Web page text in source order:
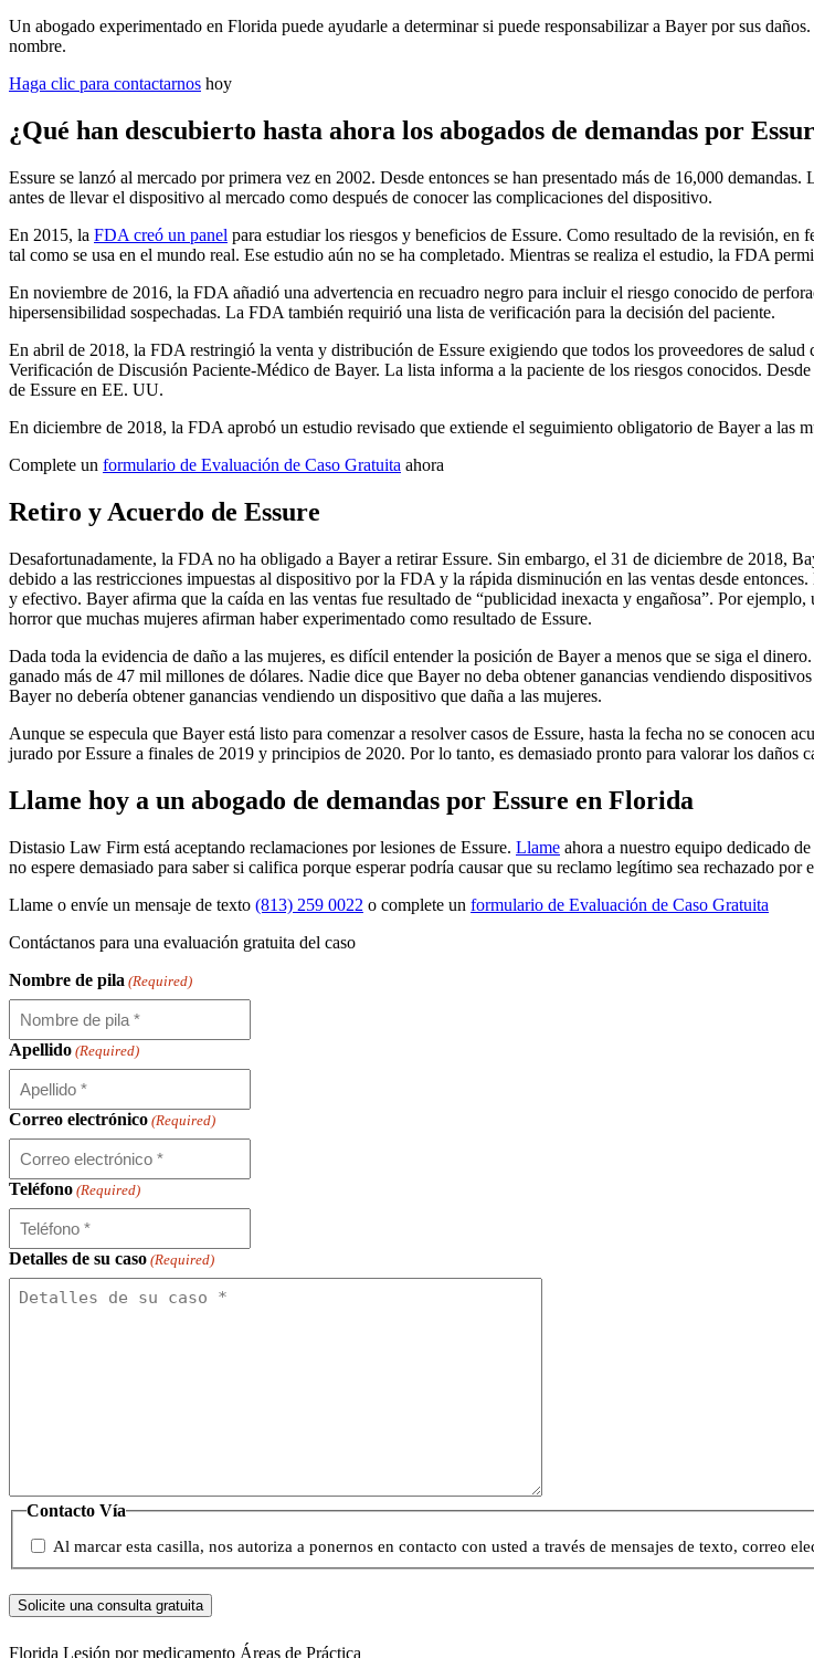
Un abogado experimentado en Florida puede ayudarle a determinar si puede responsabilizar a Bayer por sus
nombre.
Haga clic para contactarnos hoy
¿Qué han descubierto hasta ahora los abogados de demandas por
Essure se lanzó al mercado por primera vez en 2002. Desde entonces se han presentado más de 16,000
antes de llevar el dispositivo al mercado como después de conocer las complicaciones del dispositivo.
En 2015, la FDA creó un panel para estudiar los riesgos y beneficios de Essure. Como resultado de la revisión,
tal como se usa en el mundo real. Ese estudio aún no se ha completado. Mientras se realiza el estudio, la FDA
En noviembre de 2016, la FDA añadió una advertencia en recuadro negro para incluir el riesgo conocido de
hipersensibilidad sospechadas. La FDA también requirió una lista de verificación para la decisión del paciente.
En abril de 2018, la FDA restringió la venta y distribución de Essure exigiendo que todos los proveedores de
Verificación de Discusión Paciente-Médico de Bayer. La lista informa a la paciente de los riesgos conocidos.
de Essure en EE. UU.
En diciembre de 2018, la FDA aprobó un estudio revisado que extiende el seguimiento obligatorio de Bayer a las
Complete un formulario de Evaluación de Caso Gratuita ahora
Retiro y Acuerdo de Essure
Desafortunadamente, la FDA no ha obligado a Bayer a retirar Essure. Sin embargo, el 31 de diciembre de 2018,
debido a las restricciones impuestas al dispositivo por la FDA y la rápida disminución en las ventas desde
y efectivo. Bayer afirma que la caída en las ventas fue resultado de “publicidad inexacta y engañosa”. Por
horror que muchas mujeres afirman haber experimentado como resultado de Essure.
Dada toda la evidencia de daño a las mujeres, es difícil entender la posición de Bayer a menos que se siga el
ganado más de 47 mil millones de dólares. Nadie dice que Bayer no deba obtener ganancias vendiendo
Bayer no debería obtener ganancias vendiendo un dispositivo que daña a las mujeres.
Aunque se especula que Bayer está listo para comenzar a resolver casos de Essure, hasta la fecha no se conocen
jurado por Essure a finales de 2019 y principios de 2020. Por lo tanto, es demasiado pronto para valorar los daños
Llame hoy a un abogado de demandas por Essure en Florida
Distasio Law Firm está aceptando reclamaciones por lesiones de Essure. Llame ahora a nuestro equipo dedicado
no espere demasiado para saber si califica porque esperar podría causar que su reclamo legítimo sea rechazado por
Llame o envíe un mensaje de texto (813) 259 0022 o complete un formulario de Evaluación de Caso Gratuita
Contáctanos para una evaluación gratuita del caso
Nombre de pila (Required)
Apellido (Required)
Correo electrónico (Required)
Teléfono (Required)
Detalles de su caso (Required)
Contacto Vía
Al marcar esta casilla, nos autoriza a ponernos en contacto con usted a través de mensajes de texto, correo
Florida Lesión por medicamento Áreas de Práctica